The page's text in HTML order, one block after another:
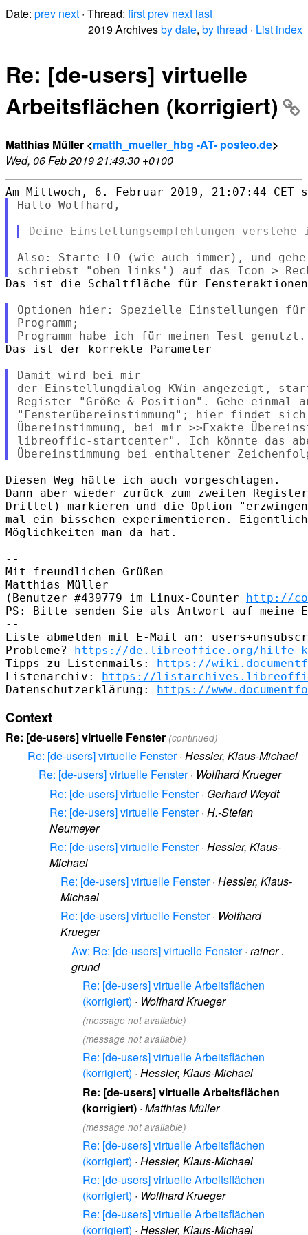
Date: prev next · Thread: firstprev next last
2019 Archivesby date, by thread · List index
Re: [de-users] virtuelle
Arbeitsflächen (korrigiert)
Matthias Müller <matth_mueller_hbg -AT- posteo.de>
Wed, 06 Feb 2019 21:49:30 +0100
Hallo Wolfhard,
Also: Starte LO (wie auch immer), und
Das ist die Schaltfläche für
Optionen hier: Spezielle Einstellungen
Programm;
Das ist der korrekte Parameter
Damit wird bei mir
der Einstellungdialog KWin angezeigt,
Register "Größe & Position". Gehe einmal
"Fensterübereinstimmung"; hier findet
Übereinstimmung, bei mir >>Exakte
libreoffic-startcenter". Ich könnte das
Diesen Weg hätte ich auch vorgeschlagen.
Dann aber wieder zurück zum zweiten
Drittel) markieren und die Option
mal ein bisschen experimentieren.
Möglichkeiten man da hat.
--
Mit freundlichen Grüßen
Matthias Müller
(Benutzer #439779 im Linux-Counter http://
PS: Bitte senden Sie als Antwort auf meine
--
Liste abmelden mit E-Mail an:
Probleme? https://de.libreoffice.org/hilfe-
Tipps zu Listenmails: https://
Listenarchiv: https://
Datenschutzerklärung: https://
Context
Re: [de-users] virtuelle Fenster (continued)
Re: [de-users] virtuelle Fenster· Hessler, Klaus-Michael
Re: [de-users] virtuelle Fenster· Wolfhard Krueger
Re: [de-users] virtuelle Fenster· Gerhard Weydt
Re: [de-users] virtuelle Fenster· H.-Stefan
Neumeyer
Re: [de-users] virtuelle Fenster· Hessler, Klaus-
Michael
Re: [de-users] virtuelle Fenster· Hessler, Klaus-
Michael
Re: [de-users] virtuelle Fenster· Wolfhard
Krueger
Aw: Re: [de-users] virtuelle Fenster· rainer .
grund
Re: [de-users] virtuelle Arbeitsflächen
(korrigiert) · Wolfhard Krueger
(message not available)
(message not available)
Re: [de-users] virtuelle Arbeitsflächen
(korrigiert) · Hessler, Klaus-Michael
Re: [de-users] virtuelle Arbeitsflächen
(korrigiert) · Matthias Müller
(message not available)
Re: [de-users] virtuelle Arbeitsflächen
(korrigiert) · Hessler, Klaus-Michael
Re: [de-users] virtuelle Arbeitsflächen
(korrigiert) · Wolfhard Krueger
Re: [de-users] virtuelle Arbeitsflächen
(korrigiert) · Hessler, Klaus-Michael